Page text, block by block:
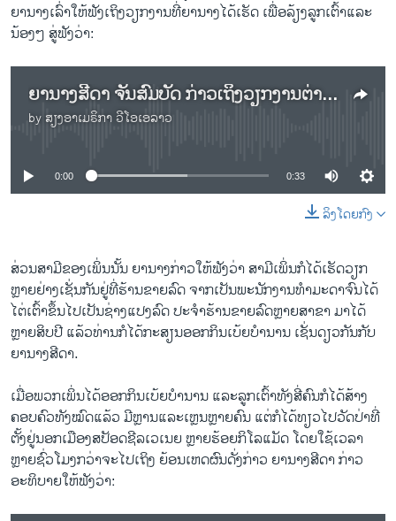
ຍານາງເລົ່າໃຫ້ຟັງເຖິງວຽກງານທີ່ຍານາງໄດ້ເຮັດ ເພື່ອລ້ຽງລູກເຕົ້າແລະ
ນ້ອງໆ ສູ່ຟັງວ່າ:
ຍານາງສີດາ ຈັນສົມບັດ ກ່າວເຖິງວຽກງານຕ່າງໆທີ່ຕົນໄດ້ເຮັດ
by ສຽງອາເມຣິກາ ວີໂອເອລາວ
No media source currently available
0:00 0:33
ລິງໂດຍກົງ
ສ່ວນສາມີຂອງເພິ່ນນັ້ນ ຍານາງກ່າວໃຫ້ຟັງວ່າ ສາມີເພິ່ນກໍໄດ້ເຮັດວຽກ
ຫຼາຍຢ່າງເຊັ່ນກັນຢູ່ທີ່ຮ້ານຂາຍລົດ ຈາກເປັນພະນັກງານທຳມະດາຈົນໄດ້
ໄຕ່ເຕົ້າຂຶ້ນໄປເປັນຊ່າງແປງລົດ ປະຈຳຮ້ານຂາຍລົດຫຼາຍສາຂາ ມາໄດ້
ຫຼາຍສິບປີ ແລ້ວທ່ານກໍໄດ້ກະສຽນອອກກິນເບ້ຍບຳນານ ເຊັ່ນດຽວກັນກັບ
ຍານາງສີດາ.
ເມື່ອພວກເພິ່ນໄດ້ອອກກິນເບ້ຍບຳນານ ແລະລູກເຕົ້າທັງສີ່ຄົນກໍໄດ້ສ້າງ
ຄອບຄົວທັງໝົດແລ້ວ ມີຫຼານແລະເຫຼນຫຼາຍຄົນ ແຕ່ກໍໄດ້ທຽວໄປວັດປ່າທີ່
ຕັ້ງຢູ່ນອກເມືອງສປັອດຊີລເວເນຍ ຫຼາຍຮ້ອຍກິໂລແມັດ ໂດຍໃຊ້ເວລາ
ຫຼາຍຊົ່ວໂມງກວ່າຈະໄປເຖິງ ຍ້ອນເຫດຜົນດັ່ງກ່າວ ຍານາງສີດາ ກ່າວ
ອະທິບາຍໃຫ້ຟັງວ່າ: